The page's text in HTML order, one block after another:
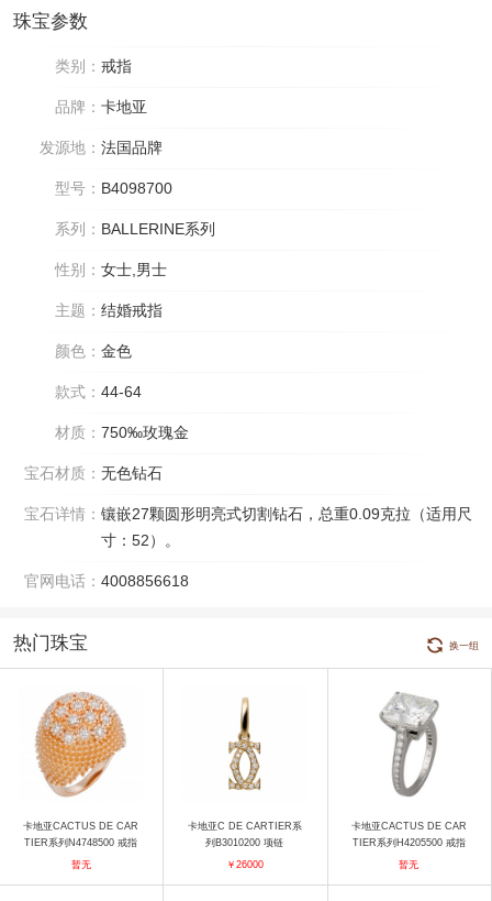
珠宝参数
类别： 戒指
品牌： 卡地亚
发源地： 法国品牌
型号： B4098700
系列： BALLERINE系列
性别： 女士,男士
主题： 结婚戒指
颜色： 金色
款式： 44-64
材质： 750‰玫瑰金
宝石材质： 无色钻石
宝石详情： 镶嵌27颗圆形明亮式切割钻石，总重0.09克拉（适用尺
寸：52）。
官网电话： 4008856618
热门珠宝 换一组
卡地亚CACTUS DE CAR
TIER系列N4748500 戒指
暂无
卡地亚C DE CARTIER系
列B3010200 项链
￥26000
卡地亚CACTUS DE CAR
TIER系列H4205500 戒指
暂无